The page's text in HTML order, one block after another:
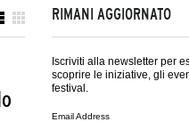
RIMANI AGGIORNATO
Iscriviti alla newsletter per
scoprire le iniziative, gli
festival.
Email Address